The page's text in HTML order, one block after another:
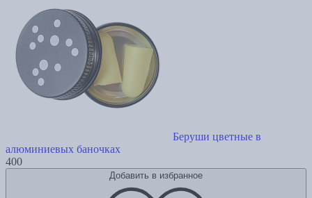
Беруши цветные в
алюминиевых баночках
400
Добавить в избранное